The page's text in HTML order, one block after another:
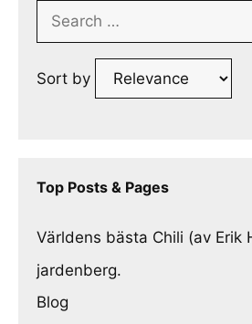
Search
Sort by
Top Posts & Pages
Världens bästa Chili (av Erik
jardenberg.
Blog